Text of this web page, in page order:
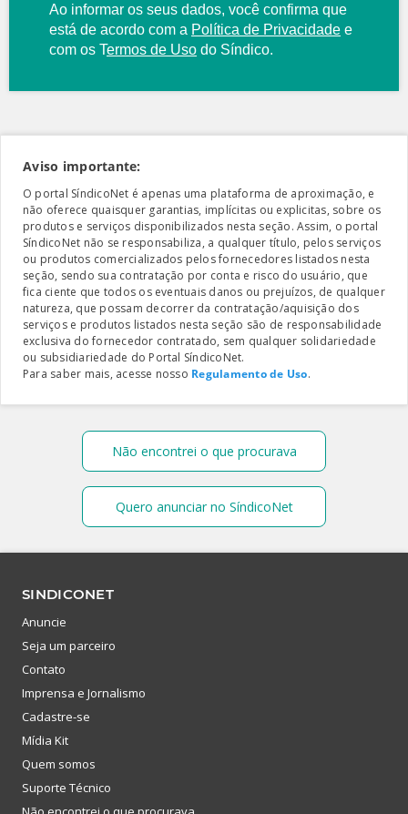
Ao informar os seus dados, você confirma que
está de acordo com a Política de Privacidade e
com os Termos de Uso do Síndico.
Aviso importante:
O portal SíndicoNet é apenas uma plataforma de aproximação, e
não oferece quaisquer garantias, implícitas ou explicitas, sobre os
produtos e serviços disponibilizados nesta seção. Assim, o portal
SíndicoNet não se responsabiliza, a qualquer título, pelos serviços
ou produtos comercializados pelos fornecedores listados nesta
seção, sendo sua contratação por conta e risco do usuário, que
fica ciente que todos os eventuais danos ou prejuízos, de qualquer
natureza, que possam decorrer da contratação/aquisição dos
serviços e produtos listados nesta seção são de responsabilidade
exclusiva do fornecedor contratado, sem qualquer solidariedade
ou subsidiariedade do Portal SíndicoNet.
Para saber mais, acesse nosso Regulamento de Uso.
Não encontrei o que procurava
Quero anunciar no SíndicoNet
SINDICONET
Anuncie
Seja um parceiro
Contato
Imprensa e Jornalismo
Cadastre-se
Mídia Kit
Quem somos
Suporte Técnico